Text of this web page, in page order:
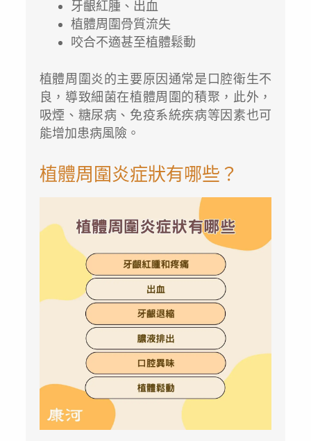
牙齦紅腫、出血
植體周圍骨質流失
咬合不適甚至植體鬆動
植體周圍炎的主要原因通常是口腔衛生不
良，導致細菌在植體周圍的積聚，此外，
吸煙、糖尿病、免疫系統疾病等因素也可
能增加患病風險。
植體周圍炎症狀有哪些？